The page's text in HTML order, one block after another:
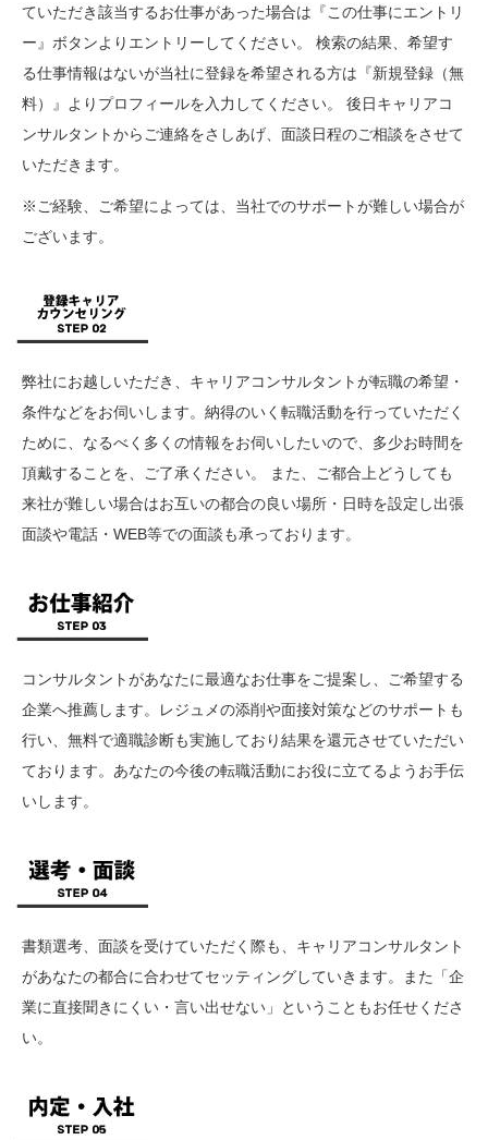
ていただき該当するお仕事があった場合は『この仕事にエントリ
ー』ボタンよりエントリーしてください。 検索の結果、希望す
る仕事情報はないが当社に登録を希望される方は『新規登録（無
料）』よりプロフィールを入力してください。 後日キャリアコ
ンサルタントからご連絡をさしあげ、面談日程のご相談をさせて
いただきます。
※ご経験、ご希望によっては、当社でのサポートが難しい場合が
ございます。
弊社にお越しいただき、キャリアコンサルタントが転職の希望・
条件などをお伺いします。納得のいく転職活動を行っていただく
ために、なるべく多くの情報をお伺いしたいので、多少お時間を
頂戴することを、ご了承ください。 また、ご都合上どうしても
来社が難しい場合はお互いの都合の良い場所・日時を設定し出張
面談や電話・WEB等での面談も承っております。
コンサルタントがあなたに最適なお仕事をご提案し、ご希望する
企業へ推薦します。レジュメの添削や面接対策などのサポートも
行い、無料で適職診断も実施しており結果を還元させていただい
ております。あなたの今後の転職活動にお役に立てるようお手伝
いします。
書類選考、面談を受けていただく際も、キャリアコンサルタント
があなたの都合に合わせてセッティングしていきます。また「企
業に直接聞きにくい・言い出せない」ということもお任せくださ
い。